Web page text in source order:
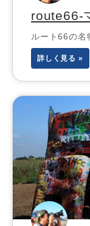
route66-
ルート66の名
詳しく見る »